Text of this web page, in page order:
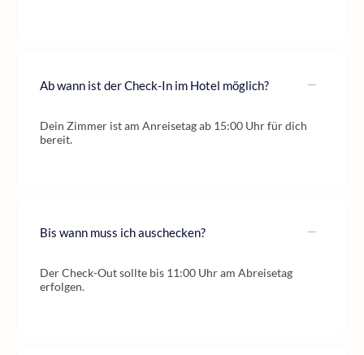
Ab wann ist der Check-In im Hotel möglich?
Dein Zimmer ist am Anreisetag ab 15:00 Uhr für dich
bereit.
Bis wann muss ich auschecken?
Der Check-Out sollte bis 11:00 Uhr am Abreisetag
erfolgen.